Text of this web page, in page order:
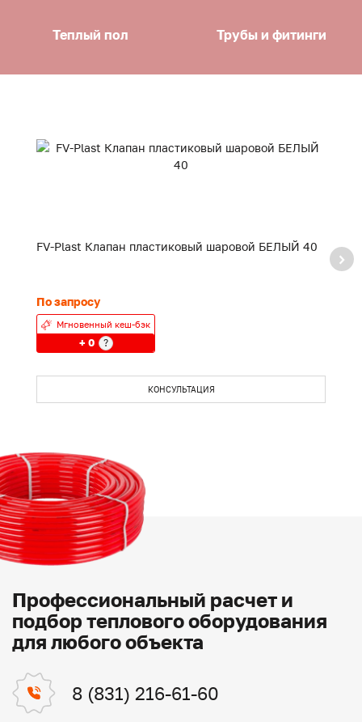
Теплый пол Трубы и фитинги
FV-Plast Клапан пластиковый шаровой БЕЛЫЙ 40
По запросу
Мгновенный кеш-бэк
+ 0 ?
КОНСУЛЬТАЦИЯ
Профессиональный расчет и
подбор теплового оборудования
для любого объекта
8 (831) 216-61-60